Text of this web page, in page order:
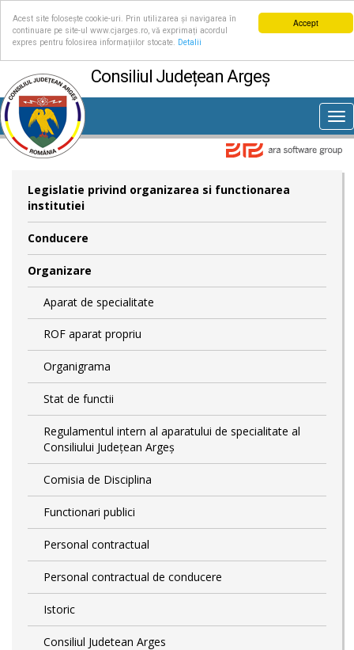
Accept
Acest site folosește cookie-uri. Prin utilizarea și navigarea în
continuare pe site-ul www.cjarges.ro, vă exprimați acordul
expres pentru folosirea informațiilor stocate.
Detalii
Consiliul Județean Argeș
Legislatie privind organizarea si functionarea
institutiei
Conducere
Organizare
Aparat de specialitate
ROF aparat propriu
Organigrama
Stat de functii
Regulamentul intern al aparatului de specialitate al
Consiliului Județean Argeș
Comisia de Disciplina
Functionari publici
Personal contractual
Personal contractual de conducere
Istoric
Consiliul Judetean Arges